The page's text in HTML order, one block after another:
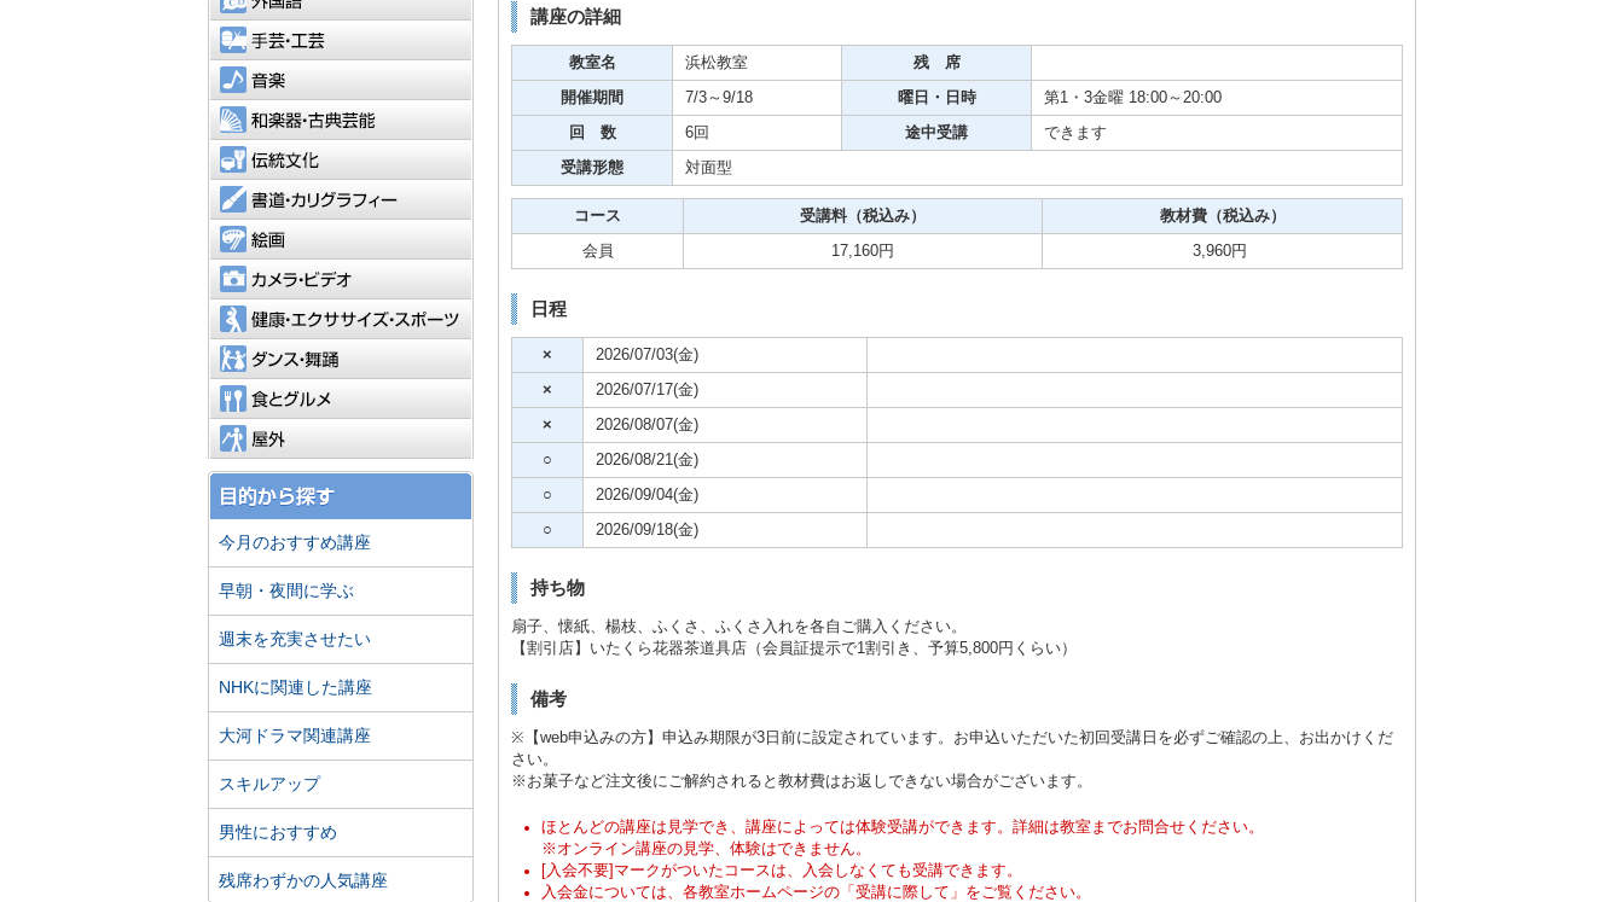
講座の詳細
教室名 浜松教室 残 席
開催期間 7/3～9/18 曜日・日時 第1・3金曜 18:00～20:00
回 数 6回 途中受講 できます
受講形態 対面型
コース 受講料（税込み） 教材費（税込み）
会員 17,160円 3,960円
日程
× 2026/07/03(金)
× 2026/07/17(金)
× 2026/08/07(金)
○ 2026/08/21(金)
○ 2026/09/04(金)
○ 2026/09/18(金)
持ち物
扇子、懐紙、楊枝、ふくさ、ふくさ入れを各自ご購入ください。
【割引店】いたくら花器茶道具店（会員証提示で1割引き、予算5,800円くらい）
備考
※【web申込みの方】申込み期限が3日前に設定されています。お申込いただいた初回受講日を必ずご確認の上、お出かけくだ
さい。
※お菓子など注文後にご解約されると教材費はお返しできない場合がございます。
ほとんどの講座は見学でき、講座によっては体験受講ができます。詳細は教室までお問合せください。
※オンライン講座の見学、体験はできません。
[入会不要]マークがついたコースは、入会しなくても受講できます。
入会金については、各教室ホームページの「受講に際して」をご覧ください。
手芸・工芸
和楽器・古典芸能
伝統文化
書道・カリグラフィー
カメラ・ビデオ
健康・エクササイズ・スポーツ
ダンス・舞踊
食とグルメ
今月のおすすめ講座
早朝・夜間に学ぶ
週末を充実させたい
NHKに関連した講座
大河ドラマ関連講座
スキルアップ
男性におすすめ
残席わずかの人気講座